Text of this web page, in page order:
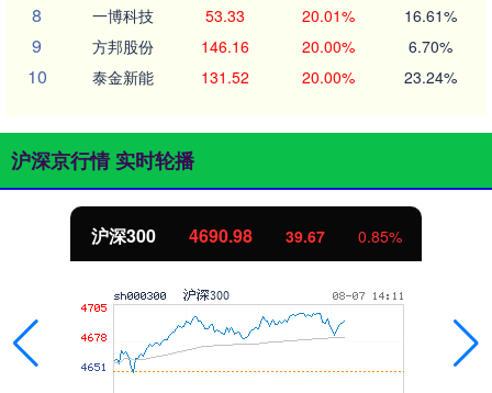
8 一博科技 53.33 20.01% 16.61%
9 方邦股份 146.16 20.00% 6.70%
10 泰金新能 131.52 20.00% 23.24%
沪深京行情 实时轮播
北证50 1132.88 10.00